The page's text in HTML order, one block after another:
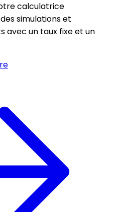
calculatrice
simulations et
avec un taux fixe et un